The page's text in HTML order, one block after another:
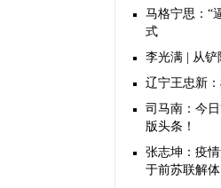
马格宁思：“
式
李光满 | 从铲
辽宁王忠新
司马南：今
版头条！
张志坤：疫
于前苏联解体